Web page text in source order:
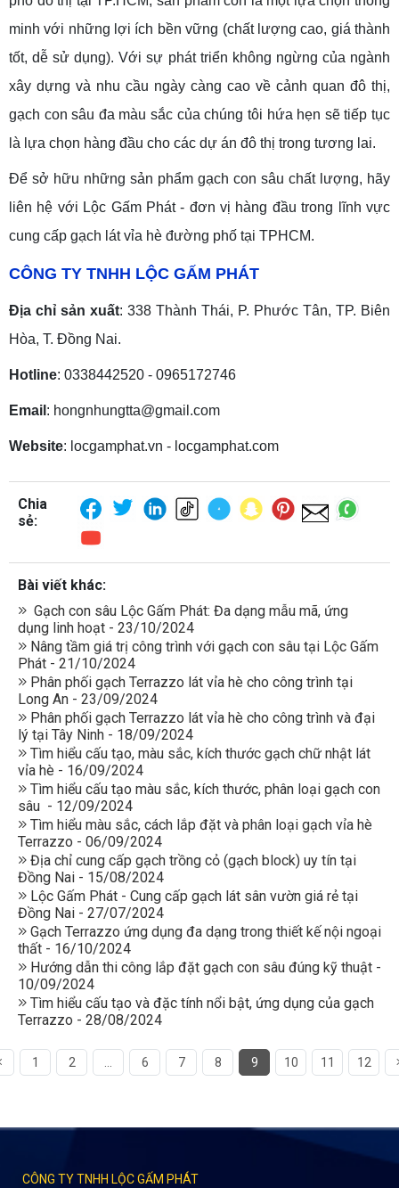
minh với những lợi ích bền vững (chất lượng cao, giá thành
tốt, dễ sử dụng). Với sự phát triển không ngừng của ngành
xây dựng và nhu cầu ngày càng cao về cảnh quan đô thị,
gạch con sâu đa màu sắc của chúng tôi hứa hẹn sẽ tiếp tục
là lựa chọn hàng đầu cho các dự án đô thị trong tương lai.
Để sở hữu những sản phẩm gạch con sâu chất lượng, hãy
liên hệ với Lộc Gấm Phát - đơn vị hàng đầu trong lĩnh vực
cung cấp gạch lát vỉa hè đường phố tại TPHCM.
CÔNG TY TNHH LỘC GẤM PHÁT
Địa chỉ sản xuất: 338 Thành Thái, P. Phước Tân, TP. Biên
Hòa, T. Đồng Nai.
Hotline: 0338442520 - 0965172746
Email : hongnhungtta@gmail.com
Website: locgamphat.vn - locgamphat.com
Chia
sẻ:
Bài viết khác:
Gạch con sâu Lộc Gấm Phát: Đa dạng mẫu mã, ứng
dụng linh hoạt - 23/10/2024
Nâng tầm giá trị công trình với gạch con sâu tại Lộc Gấm
Phát - 21/10/2024
Phân phối gạch Terrazzo lát vỉa hè cho công trình tại
Long An - 23/09/2024
Phân phối gạch Terrazzo lát vỉa hè cho công trình và đại
lý tại Tây Ninh - 18/09/2024
Tìm hiểu cấu tạo, màu sắc, kích thước gạch chữ nhật lát
vỉa hè - 16/09/2024
Tìm hiểu cấu tạo màu sắc, kích thước, phân loại gạch con
sâu - 12/09/2024
Tìm hiểu màu sắc, cách lắp đặt và phân loại gạch vỉa hè
Terrazzo - 06/09/2024
Địa chỉ cung cấp gạch trồng cỏ (gạch block) uy tín tại
Đồng Nai - 15/08/2024
Lộc Gấm Phát - Cung cấp gạch lát sân vườn giá rẻ tại
Đồng Nai - 27/07/2024
Gạch Terrazzo ứng dụng đa dạng trong thiết kế nội ngoại
thất - 16/10/2024
Hướng dẫn thi công lắp đặt gạch con sâu đúng kỹ thuật -
10/09/2024
Tìm hiểu cấu tạo và đặc tính nổi bật, ứng dụng của gạch
Terrazzo - 28/08/2024
1 2 6 7 8 9 10 11 12
CÔNG TY TNHH LỘC GẤM PHÁT